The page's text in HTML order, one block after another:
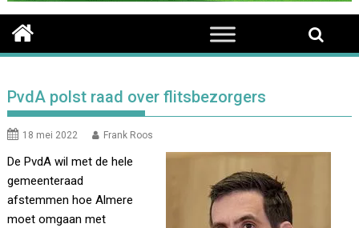
PvdA polst raad over flitsbezorgers
18 mei 2022 Frank Roos
De PvdA wil met de hele
gemeenteraad
afstemmen hoe Almere
moet omgaan met